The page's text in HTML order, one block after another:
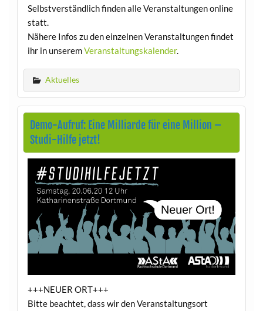
Selbstverständlich finden alle Veranstaltungen online
statt.
Nähere Infos zu den einzelnen Veranstaltungen findet
ihr in unseremVeranstaltungskalender.
Aktuelles
Demo-Aufruf: Eine Milliarde für eine Million –
Studi-Hilfe jetzt!
+++NEUER ORT+++
Bitte beachtet, dass wir den Veranstaltungsort